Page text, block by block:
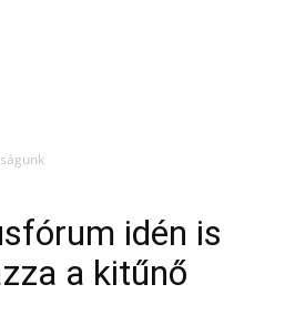
idén is
a kitűnő